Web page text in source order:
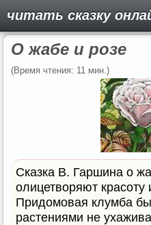
читать сказку
О жабе и розе
(Время чтения: 11 мин.)
Сказка В. Гаршина о
олицетворяют красоту
Придомовая клумба
растениями не